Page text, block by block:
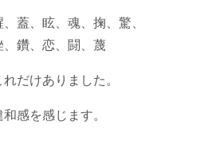
蓋、眩、魂、掬、驚、
鑽、恋、闘、蔑
だけありました。
感を感じます。